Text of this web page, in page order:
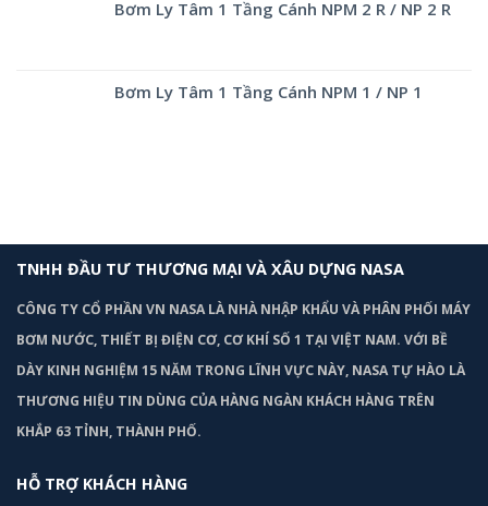
Bơm Ly Tâm 1 Tầng Cánh NPM 2 R / NP 2 R
Bơm Ly Tâm 1 Tầng Cánh NPM 1 / NP 1
TNHH ĐẦU TƯ THƯƠNG MẠI VÀ XÂU DỰNG NASA
CÔNG TY CỔ PHẦN VN NASA LÀ NHÀ NHẬP KHẨU VÀ PHÂN PHỐI MÁY
BƠM NƯỚC, THIẾT BỊ ĐIỆN CƠ, CƠ KHÍ SỐ 1 TẠI VIỆT NAM. VỚI BỀ
DÀY KINH NGHIỆM 15 NĂM TRONG LĨNH VỰC NÀY, NASA TỰ HÀO LÀ
THƯƠNG HIỆU TIN DÙNG CỦA HÀNG NGÀN KHÁCH HÀNG TRÊN
KHẮP 63 TỈNH, THÀNH PHỐ.
HỖ TRỢ KHÁCH HÀNG